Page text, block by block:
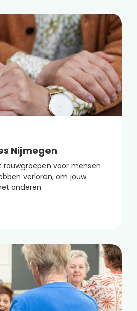
Nijmegen
rouwgroepen voor mensen
verloren, om jouw
anderen.